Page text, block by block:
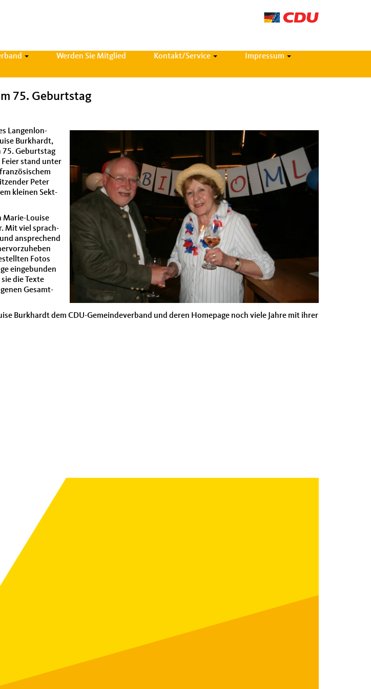
Werden Sie Mitglied Kontakt/Service Impressum
75. Geburtstag
Lan­gen­lon­
Burkhardt,
75. Geburt­stag
Feier stand unter
Peter
kleinen Sek­t­
Marie-Louise
Mit viel sprach­
ansprechend
Fotos
einge­bun­den
die Texte
Gesamt­
Burkhardt dem CDU-Gemein­de­ver­band und deren Home­page noch viele Jahre mit ihrer